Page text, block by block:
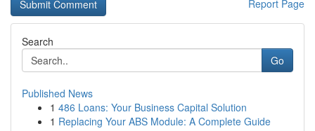
Report Page
Search
Go
Published News
1 486 Loans: Your Business Capital Solution
1 Replacing Your ABS Module: A Complete Guide